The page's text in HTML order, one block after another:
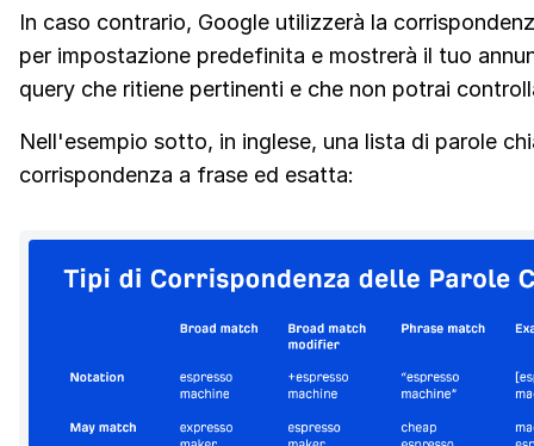
In caso contrario, Google utilizzerà la
per impostazione predefinita e mostrerà il tuo
query che ritiene pertinenti e che non potrai
Nell'esempio sotto, in inglese, una lista di parole
corrispondenza a frase ed esatta: